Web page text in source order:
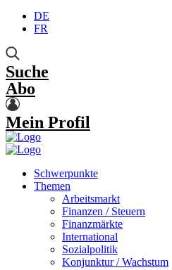
DE
FR
Suche
Abo
Mein Profil
Schwerpunkte
Themen
Arbeitsmarkt
Finanzen / Steuern
Finanzmärkte
International
Sozialpolitik
Konjunktur / Wachstum